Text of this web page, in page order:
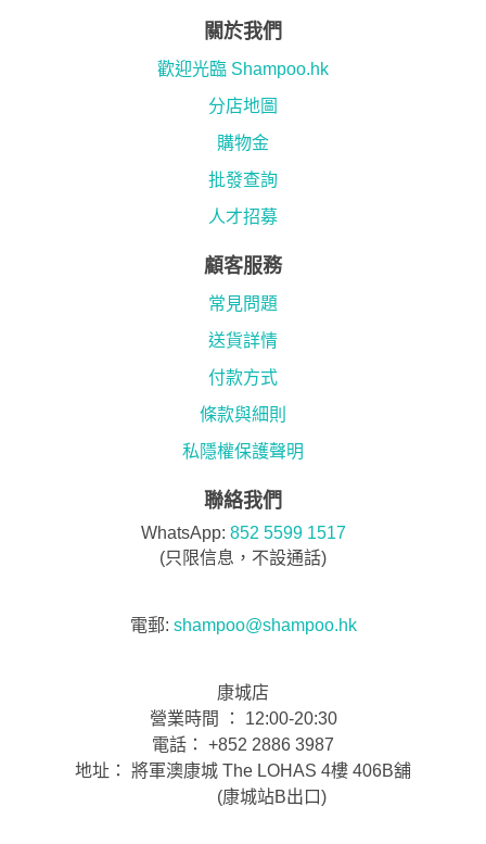
關於我們
歡迎光臨 Shampoo.hk
分店地圖
購物金
批發查詢
人才招募
顧客服務
常見問題
送貨詳情
付款方式
條款與細則
私隱權保護聲明
聯絡我們
WhatsApp: 852 5599 1517
(只限信息，不設通話)
電郵: shampoo@shampoo.hk
康城店
營業時間 ： 12:00-20:30
電話： +852 2886 3987
地址： 將軍澳康城 The LOHAS 4樓 406B舖
(康城站B出口)